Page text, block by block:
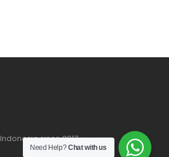
since 2017
Need Help?Chat with us